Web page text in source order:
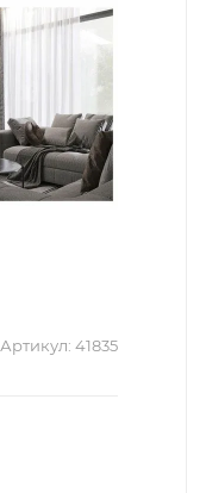
Артикул: 41835